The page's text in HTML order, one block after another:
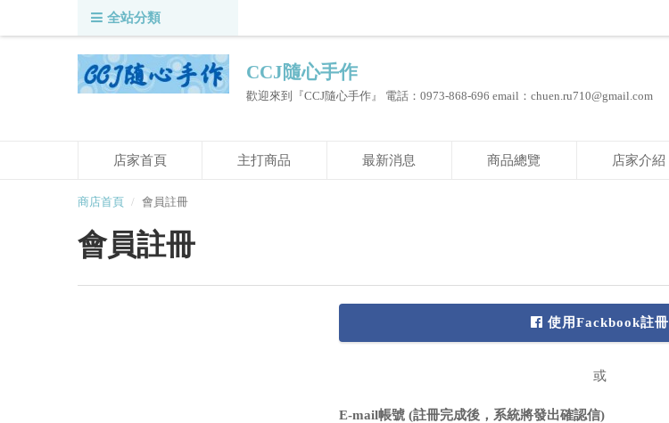
全站分類
CCJ隨心手作
歡迎來到『CCJ隨心手作』 電話：0973-868-696 email：chuen.ru710@gmail.com
店家首頁 主打商品 最新消息 商品總覽 店家介紹
商店首頁 會員註冊
會員註冊
使用Fackbook註冊
或
E-mail帳號 (註冊完成後，系統將發出確認信)